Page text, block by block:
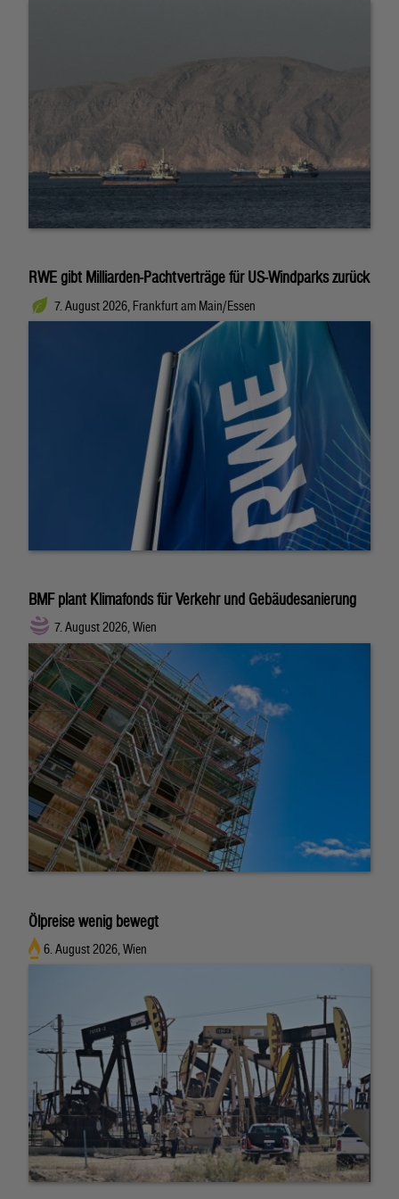
RWE gibt Milliarden-Pachtverträge für US-Windparks zurück
7. August 2026, Frankfurt am Main/Essen
BMF plant Klimafonds für Verkehr und Gebäudesanierung
7. August 2026, Wien
Ölpreise wenig bewegt
6. August 2026, Wien